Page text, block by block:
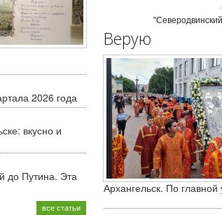
2026 года
вкусно и
до Путина. Эта
все статьи
Верую
Архангельск. По главной